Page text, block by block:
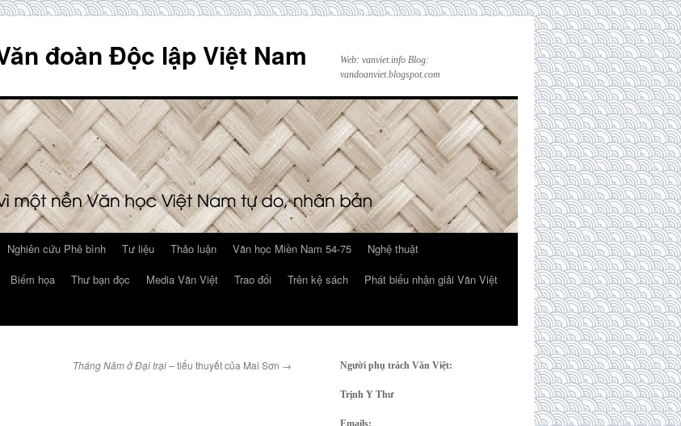
đoàn Độc lập Việt Nam
Web: vanviet.info Blog:
vandoanviet.blogspot.com
Nghiên cứu Phê bình Tư liệu Thảo luận Văn học Miền Nam 54-75
Nghệ thuật
Biếm họa Thư bạn đọc Media Văn Việt Trao đổi Trên kệ sách
Phát biểu nhận giải Văn Việt
Tháng Năm ở Đại trại– tiểu thuyết của Mai Sơn → Người phụ trách Văn Việt:
Trịnh Y Thư
Emails: